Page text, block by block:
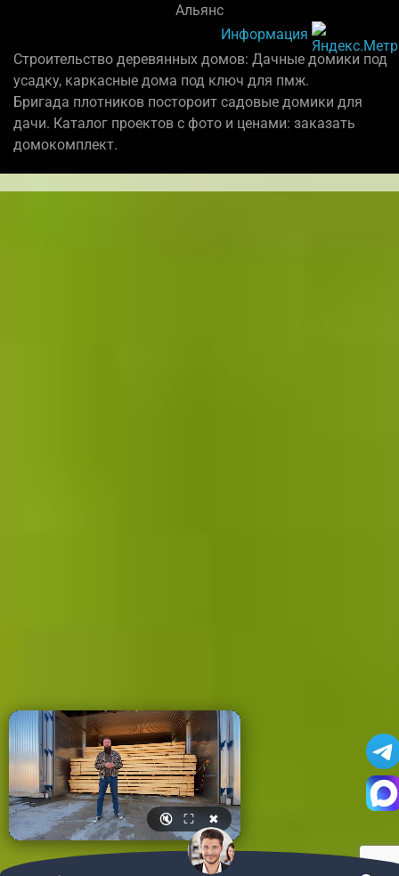
Альянс
Информация
Строительство деревянных домов: Дачные домики под
усадку, каркасные дома под ключ для пмж.
Бригада плотников постороит садовые домики для
дачи. Каталог проектов с фото и ценами: заказать
домокомплект.
🔇 ⛶ ✖